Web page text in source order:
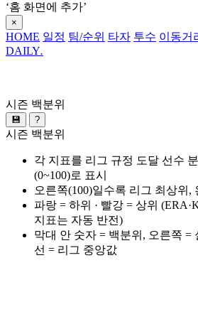
‘홈 화면에 추가’
×
HOME 일정 팀/순위 타자 투수 이동거
DAILY.
시즌 백분위
💾 ?
시즌 백분위
각 지표를 리그 규정 도달 선수
(0~100)로 표시
오른쪽(100)일수록 리그 최상위,
파랑 = 하위 · 빨강 = 상위
지표는 자동 반전)
막대 안 숫자 = 백분위, 오른쪽 =
선 = 리그 중앙값